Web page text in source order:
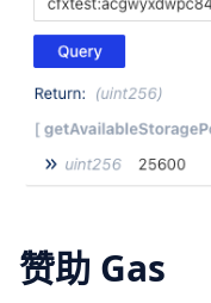
赞助 Gas